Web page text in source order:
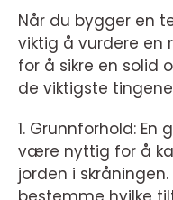
Når du bygger en
viktig å vurdere en
for å sikre en solid
de viktigste
1. Grunnforhold: En
være nyttig for å
jorden i